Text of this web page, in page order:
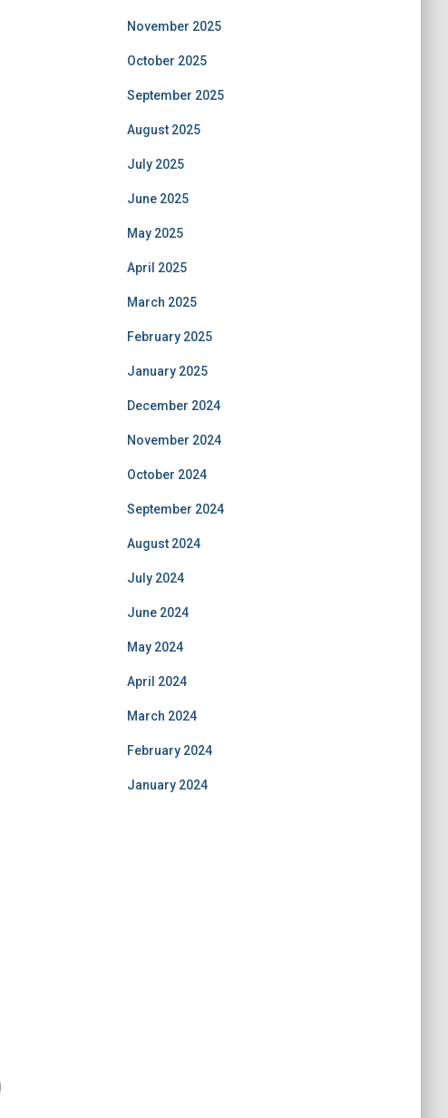
November 2025
October 2025
September 2025
August 2025
July 2025
June 2025
May 2025
April 2025
March 2025
February 2025
January 2025
December 2024
November 2024
October 2024
September 2024
August 2024
July 2024
June 2024
May 2024
April 2024
March 2024
February 2024
January 2024